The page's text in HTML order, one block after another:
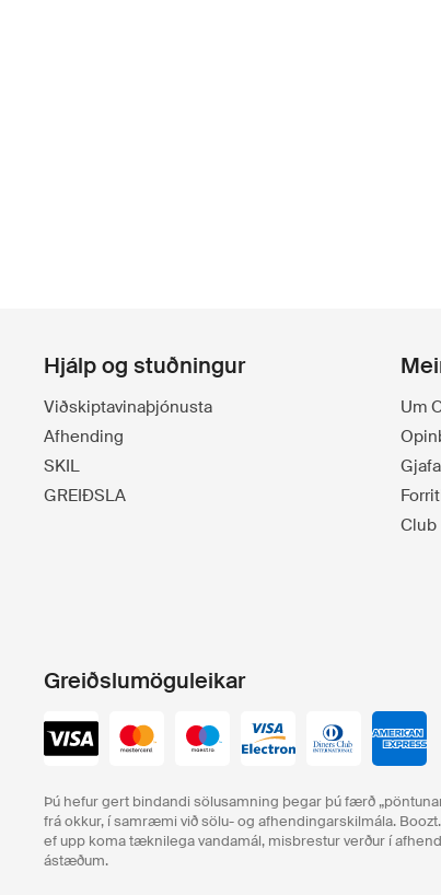
Hjálp og stuðningur
Viðskiptavinaþjónusta
Afhending
SKIL
GREIÐSLA
Um
Club
Greiðslumöguleikar
Þú hefur gert bindandi sölusamning þegar þú færð
frá okkur, í samræmi við sölu- og afhendingarskilmála.
ef upp koma tæknilega vandamál, misbrestur verður í
ástæðum.